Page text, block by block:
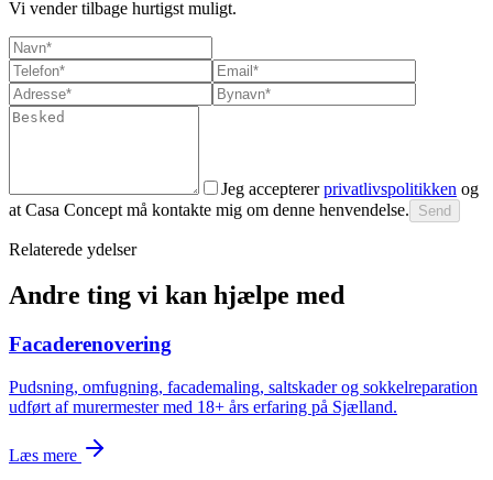
Vi vender tilbage hurtigst muligt.
Jeg accepterer privatlivspolitikken og
at Casa Concept må kontakte mig om denne henvendelse.
Send
Relaterede ydelser
Andre ting vi kan hjælpe med
Facaderenovering
Pudsning, omfugning, facademaling, saltskader og sokkelreparation
udført af murermester med 18+ års erfaring på Sjælland.
Læs mere